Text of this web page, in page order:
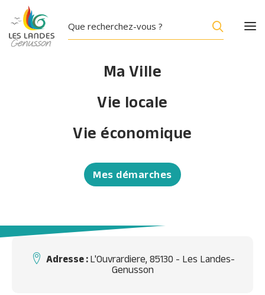
Ma Ville
Vie locale
Vie économique
Mes démarches
GAEC L'HARMONIE
Élevage de vaches laitières
Accueil/GAEC L’HARMONIE
Adresse : L'Ouvrardiere, 85130 - Les Landes-
Genusson